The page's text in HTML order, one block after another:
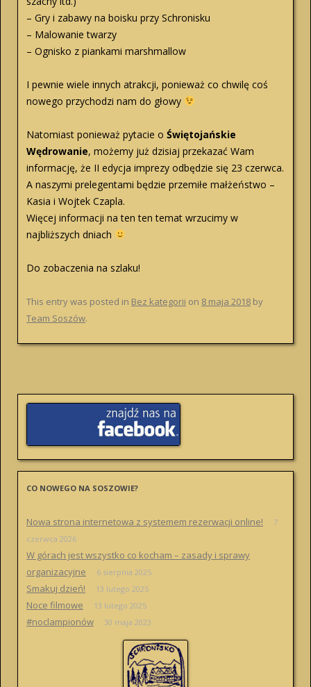
– Gry i zabawy na boisku przy Schronisku
– Malowanie twarzy
– Ognisko z piankami marshmallow
I pewnie wiele innych atrakcji, ponieważ co chwilę coś
nowego przychodzi nam do głowy
Natomiast ponieważ pytacie o Świętojańskie
Wędrowanie, możemy już dzisiaj przekazać Wam
informację, że II edycja imprezy odbędzie się 23 czerwca.
A naszymi prelegentami będzie przemiłe małżeństwo –
Kasia i Wojtek Czapla.
Więcej informacji na ten ten temat wrzucimy w
najbliższych dniach
Do zobaczenia na szlaku!
This entry was posted in Bez kategorii on 8 maja 2018 by
Team Soszów.
CO NOWEGO NA SOSZOWIE?
Nowa strona internetowa z systemem rezerwacji online!
7
czerwca 2026
W górach jest wszystko co kocham – zasady i sprawy
organizacyjne
6 sierpnia 2025
Smakuj dzień! 13 lutego 2025
Noce filmowe 13 lutego 2025
#noclampionów 30 maja 2023